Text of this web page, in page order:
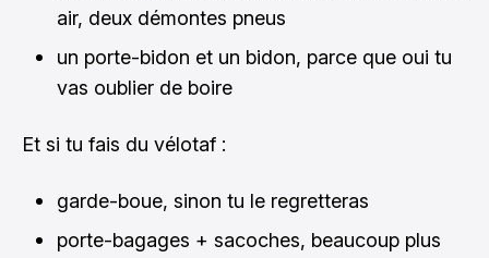
air, deux démontes pneus
un porte-bidon et un bidon, parce que oui tu
vas oublier de boire
Et si tu fais du vélotaf :
garde-boue, sinon tu le regretteras
porte-bagages + sacoches, beaucoup plus